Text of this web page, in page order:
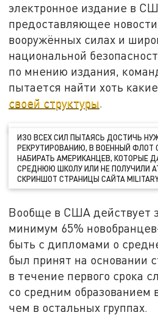
электронное издание в
предоставляющее
вооружённых силах и
национальной
по мнению издания,
пытается найти хоть
своей структуры.
ИЗО ВСЕХ СИЛ ПЫТАЯСЬ ДОСТИЧЬ
РЕКРУТИРОВАНИЮ, В ВОЕННЫЙ ФЛОТ
НАБИРАТЬ АМЕРИКАНЦЕВ, КОТОРЫЕ
СРЕДНЮЮ ШКОЛУ ИЛИ НЕ ПОЛУЧИЛИ
СКРИНШОТ СТРАНИЦЫ САЙТА
Вообще в США действует
минимум 65%
быть с дипломами о
был принят на основании
в течение первого срока
со средним образованием
чем в остальных группах.